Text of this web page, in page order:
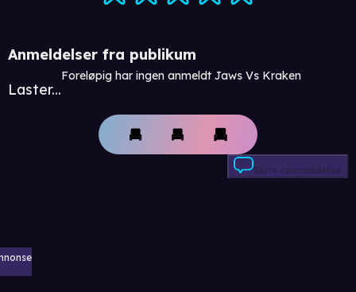
Anmeldelser fra publikum
Laster...
Foreløpig har ingen anmeldt Jaws Vs Kraken
Skriv anmeldelse